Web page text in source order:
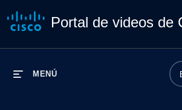
Portal de videos de
MENÚ